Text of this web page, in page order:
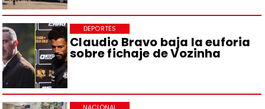
Claudio Bravo baja la euforia
sobre fichaje de Vozinha
DEPORTES